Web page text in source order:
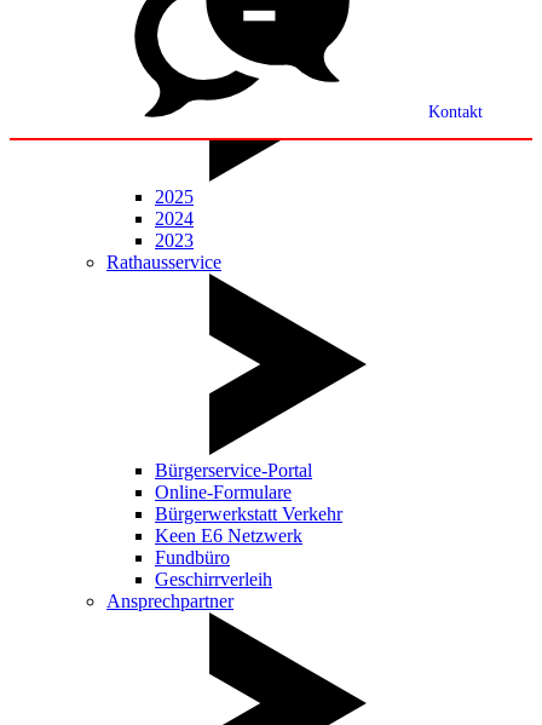
Kontakt
2025
2024
2023
Rathausservice
Bürgerservice-Portal
Online-Formulare
Bürgerwerkstatt Verkehr
Keen E6 Netzwerk
Fundbüro
Geschirrverleih
Ansprechpartner